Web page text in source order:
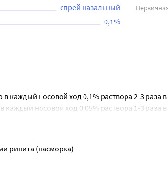
спрей назальный
0,1%
каждый носовой ход 0,1% раствора 2-3 раза в
носовой ход 0,05% раствора 1-3 раза в
взрослых. По поводу длительности
ринита (насморка)